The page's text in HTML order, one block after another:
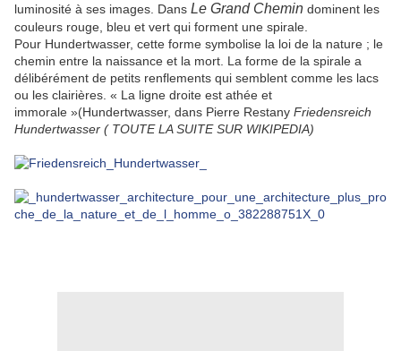
luminosité à ses images. Dans Le Grand Chemin dominent les
couleurs rouge, bleu et vert qui forment une spirale.
Pour Hundertwasser, cette forme symbolise la loi de la nature ; le
chemin entre la naissance et la mort. La forme de la spirale a
délibérément de petits renflements qui semblent comme les lacs
ou les clairières. « La ligne droite est athée et
immorale »(Hundertwasser, dans Pierre Restany Friedensreich
Hundertwasser ( TOUTE LA SUITE SUR WIKIPEDIA)